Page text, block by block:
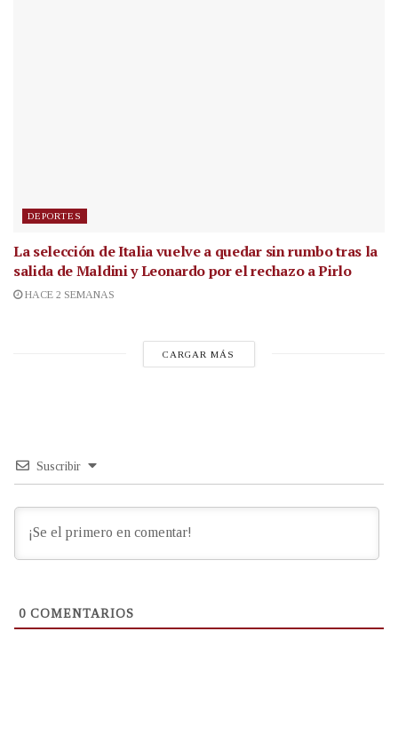
DEPORTES
La selección de Italia vuelve a quedar sin rumbo tras la
salida de Maldini y Leonardo por el rechazo a Pirlo
HACE 2 SEMANAS
CARGAR MÁS
Suscribir
0 COMENTARIOS